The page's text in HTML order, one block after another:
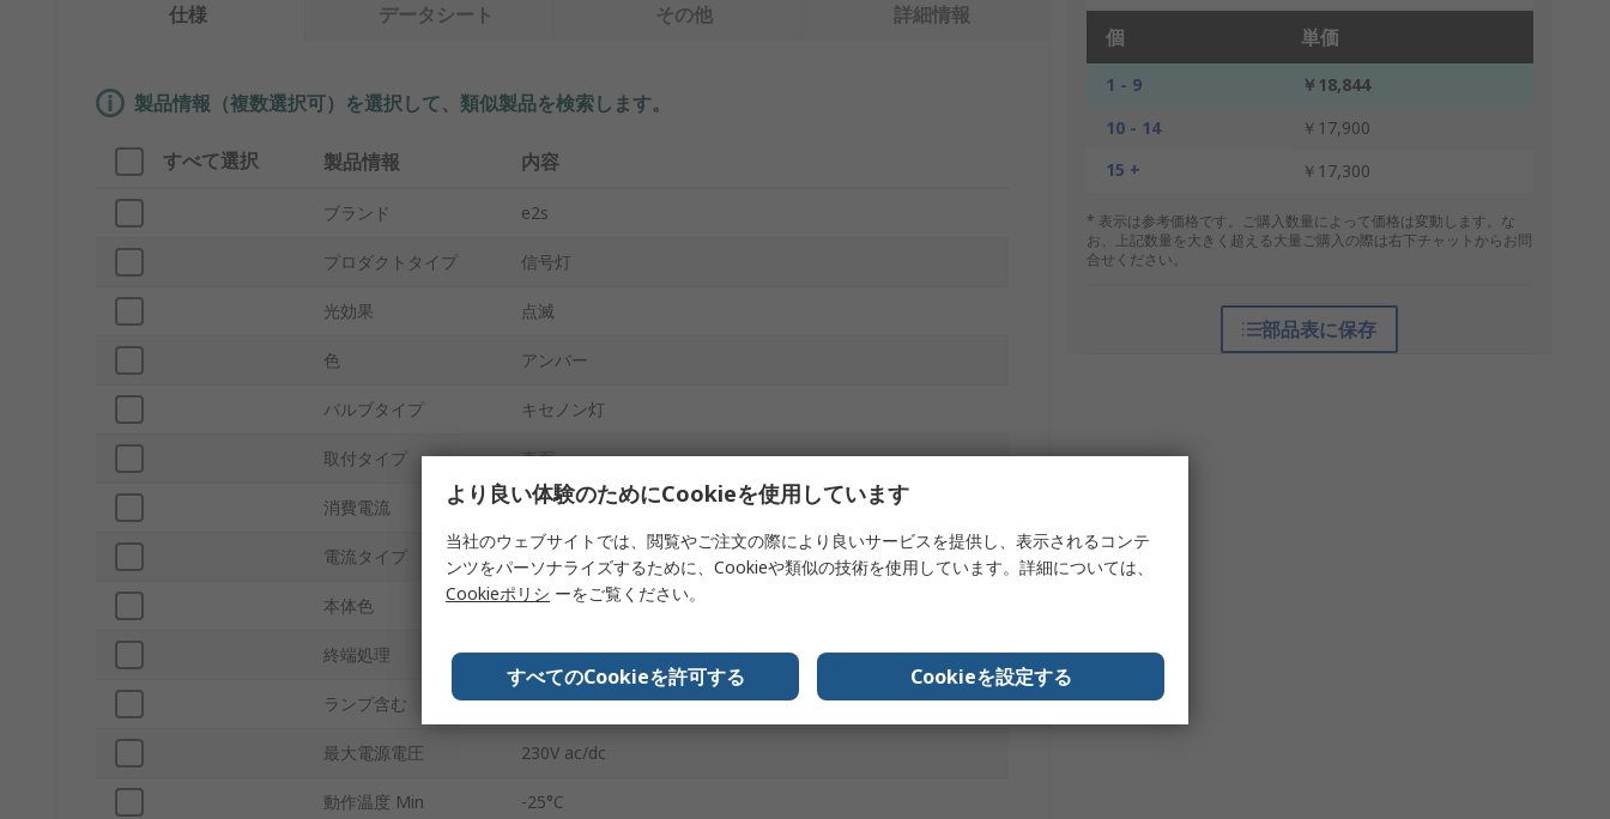
個 単価
1 - 9
￥18,844
10 - 14
￥17,900
15 +
￥17,300
* 表示は参考価格です。ご購入数量によって価格は変動します。な
お、上記数量を大きく超える大量ご購入の際は右下チャットからお問
合せください。
部品表に保存
仕様 データシート その他 詳細情報
製品情報（複数選択可）を選択して、類似製品を検索します。
すべて選択 製品情報 内容
ブランド e2s
プロダクトタイプ 信号灯
光効果 点滅
色 アンバー
バルブタイプ キセノン灯
取付タイプ 表面
消費電流 300mA
電流タイプ DC
本体色 赤
終端処理 ねじ
ランプ含む はい
最大電源電圧 230V ac/dc
動作温度 Min -25°C
より良い体験のためにCookieを使用しています
当社のウェブサイトでは、閲覧やご注文の際により良いサービスを提供し、表示されるコンテ
ンツをパーソナライズするために、Cookieや類似の技術を使用しています。詳細については、
Cookieポリシ ーをご覧ください。
すべてのCookieを許可する Cookieを設定する